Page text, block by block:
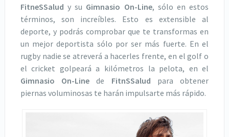
FitneSSalud y su Gimnasio On-Line, sólo en estos
términos, son increíbles. Esto es extensible al
deporte, y podrás comprobar que te transformas en
un mejor deportista sólo por ser más fuerte. En el
rugby nadie se atreverá a hacerles frente, en el golf o
el cricket golpeará a kilómetros la pelota, en el
Gimnasio On-Line de FitnSSalud para obtener
piernas voluminosas te harán impulsarte más rápido.